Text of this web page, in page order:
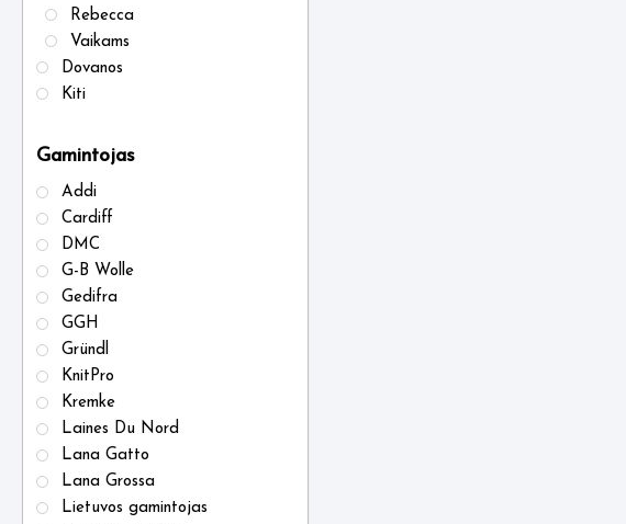
Rebecca
Vaikams
Dovanos
Kiti
Gamintojas
Addi
Cardiff
DMC
G-B Wolle
Gedifra
GGH
Gründl
KnitPro
Kremke
Laines Du Nord
Lana Gatto
Lana Grossa
Lietuvos gamintojas